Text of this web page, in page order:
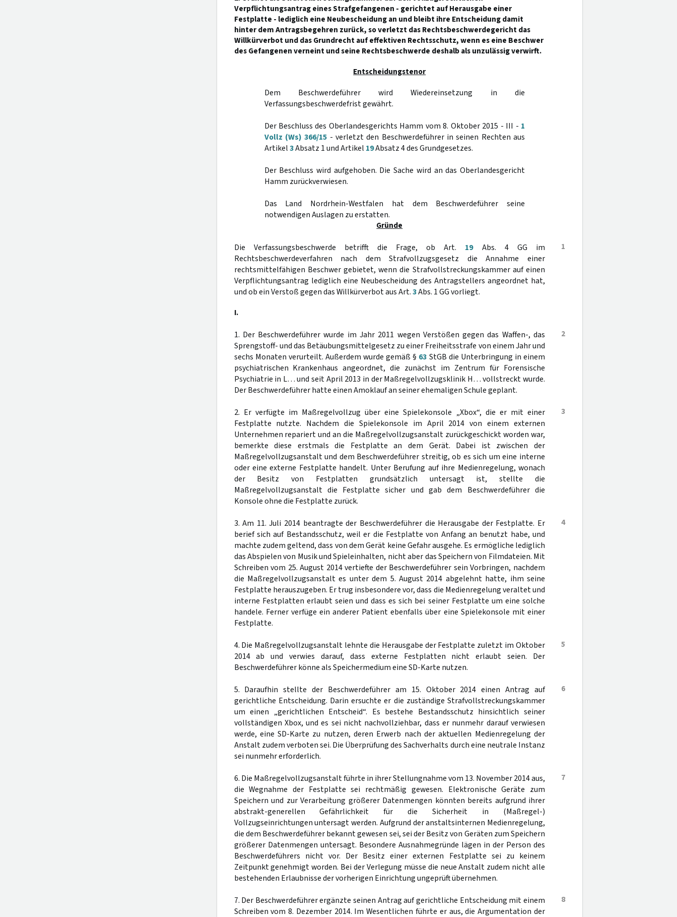
Verpflichtungsantrag eines Strafgefangenen - gerichtet auf Herausgabe einer
Festplatte - lediglich eine Neubescheidung an und bleibt ihre Entscheidung damit
hinter dem Antragsbegehren zurück, so verletzt das Rechtsbeschwerdegericht das
Willkürverbot und das Grundrecht auf effektiven Rechtsschutz, wenn es eine Beschwer
des Gefangenen verneint und seine Rechtsbeschwerde deshalb als unzulässig verwirft.
Entscheidungstenor
Dem Beschwerdeführer wird Wiedereinsetzung in die
Verfassungsbeschwerdefrist gewährt.
Der Beschluss des Oberlandesgerichts Hamm vom 8. Oktober 2015 - III - 1
Vollz (Ws) 366/15 - verletzt den Beschwerdeführer in seinen Rechten aus
Artikel3Absatz 1 und Artikel 19Absatz 4 des Grundgesetzes.
Der Beschluss wird aufgehoben. Die Sache wird an das Oberlandesgericht
Hamm zurückverwiesen.
Das Land Nordrhein-Westfalen hat dem Beschwerdeführer seine
notwendigen Auslagen zu erstatten.
Gründe
1
Die Verfassungsbeschwerde betrifft die Frage, ob Art. 19Abs. 4 GG im
Rechtsbeschwerdeverfahren nach dem Strafvollzugsgesetz die Annahme einer
rechtsmittelfähigen Beschwer gebietet, wenn die Strafvollstreckungskammer auf einen
Verpflichtungsantrag lediglich eine Neubescheidung des Antragstellers angeordnet hat,
und ob ein Verstoß gegen das Willkürverbot aus Art.3Abs. 1 GG vorliegt.
I.
2
1. Der Beschwerdeführer wurde im Jahr 2011 wegen Verstößen gegen das Waffen-, das
Sprengstoff- und das Betäubungsmittelgesetz zu einer Freiheitsstrafe von einem Jahr und
sechs Monaten verurteilt. Außerdem wurde gemäß § 63 StGB die Unterbringung in einem
psychiatrischen Krankenhaus angeordnet, die zunächst im Zentrum für Forensische
Psychiatrie in L… und seit April 2013 in der Maßregelvollzugsklinik H… vollstreckt wurde.
Der Beschwerdeführer hatte einen Amoklauf an seiner ehemaligen Schule geplant.
3
2. Er verfügte im Maßregelvollzug über eine Spielekonsole „Xbox“, die er mit einer
Festplatte nutzte. Nachdem die Spielekonsole im April 2014 von einem externen
Unternehmen repariert und an die Maßregelvollzugsanstalt zurückgeschickt worden war,
bemerkte diese erstmals die Festplatte an dem Gerät. Dabei ist zwischen der
Maßregelvollzugsanstalt und dem Beschwerdeführer streitig, ob es sich um eine interne
oder eine externe Festplatte handelt. Unter Berufung auf ihre Medienregelung, wonach
der Besitz von Festplatten grundsätzlich untersagt ist, stellte die
Maßregelvollzugsanstalt die Festplatte sicher und gab dem Beschwerdeführer die
Konsole ohne die Festplatte zurück.
4
3. Am 11. Juli 2014 beantragte der Beschwerdeführer die Herausgabe der Festplatte. Er
berief sich auf Bestandsschutz, weil er die Festplatte von Anfang an benutzt habe, und
machte zudem geltend, dass von dem Gerät keine Gefahr ausgehe. Es ermögliche lediglich
das Abspielen von Musik und Spieleinhalten, nicht aber das Speichern von Filmdateien. Mit
Schreiben vom 25. August 2014 vertiefte der Beschwerdeführer sein Vorbringen, nachdem
die Maßregelvollzugsanstalt es unter dem 5. August 2014 abgelehnt hatte, ihm seine
Festplatte herauszugeben. Er trug insbesondere vor, dass die Medienregelung veraltet und
interne Festplatten erlaubt seien und dass es sich bei seiner Festplatte um eine solche
handele. Ferner verfüge ein anderer Patient ebenfalls über eine Spielekonsole mit einer
Festplatte.
5
4. Die Maßregelvollzugsanstalt lehnte die Herausgabe der Festplatte zuletzt im Oktober
2014 ab und verwies darauf, dass externe Festplatten nicht erlaubt seien. Der
Beschwerdeführer könne als Speichermedium eine SD-Karte nutzen.
6
5. Daraufhin stellte der Beschwerdeführer am 15. Oktober 2014 einen Antrag auf
gerichtliche Entscheidung. Darin ersuchte er die zuständige Strafvollstreckungskammer
um einen „gerichtlichen Entscheid“. Es bestehe Bestandsschutz hinsichtlich seiner
vollständigen Xbox, und es sei nicht nachvollziehbar, dass er nunmehr darauf verwiesen
werde, eine SD-Karte zu nutzen, deren Erwerb nach der aktuellen Medienregelung der
Anstalt zudem verboten sei. Die Überprüfung des Sachverhalts durch eine neutrale Instanz
sei nunmehr erforderlich.
7
6. Die Maßregelvollzugsanstalt führte in ihrer Stellungnahme vom 13. November 2014 aus,
die Wegnahme der Festplatte sei rechtmäßig gewesen. Elektronische Geräte zum
Speichern und zur Verarbeitung größerer Datenmengen könnten bereits aufgrund ihrer
abstrakt-generellen Gefährlichkeit für die Sicherheit in (Maßregel-)
Vollzugseinrichtungen untersagt werden. Aufgrund der anstaltsinternen Medienregelung,
die dem Beschwerdeführer bekannt gewesen sei, sei der Besitz von Geräten zum Speichern
größerer Datenmengen untersagt. Besondere Ausnahmegründe lägen in der Person des
Beschwerdeführers nicht vor. Der Besitz einer externen Festplatte sei zu keinem
Zeitpunkt genehmigt worden. Bei der Verlegung müsse die neue Anstalt zudem nicht alle
bestehenden Erlaubnisse der vorherigen Einrichtung ungeprüft übernehmen.
8
7. Der Beschwerdeführer ergänzte seinen Antrag auf gerichtliche Entscheidung mit einem
Schreiben vom 8. Dezember 2014. Im Wesentlichen führte er aus, die Argumentation der